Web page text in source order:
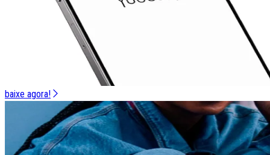
baixe agora!